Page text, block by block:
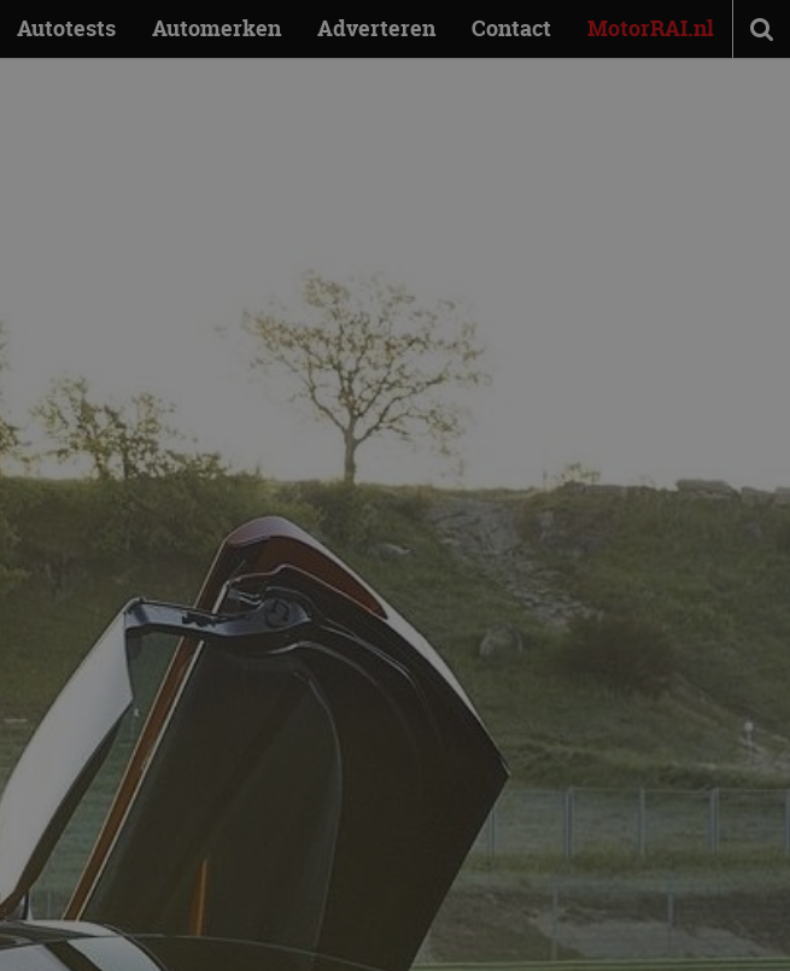
Autotests Automerken Adverteren Contact MotorRAI.nl